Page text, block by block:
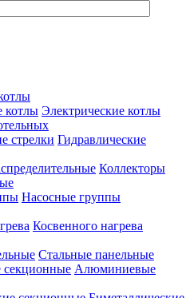
Электрические котлы
Гидравлические
Коллекторы
Насосные группы
Косвенного нагрева
Стальные панельные
Алюминиевые